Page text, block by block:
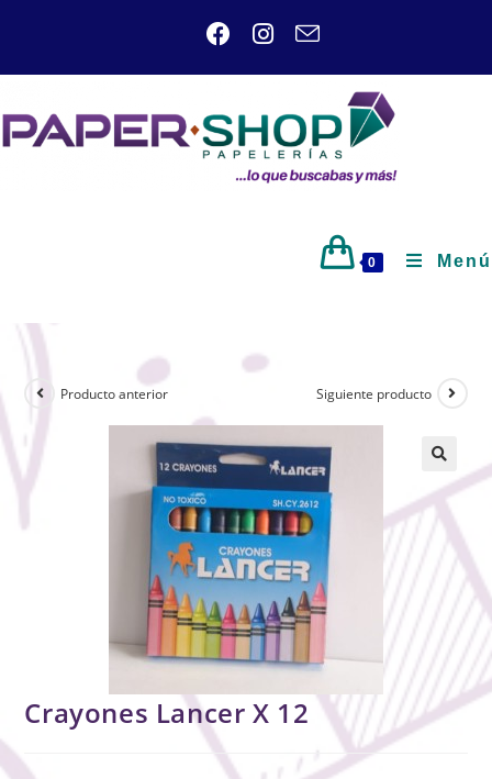
0 Menú
Producto anterior Siguiente producto
🔍
Crayones Lancer X 12